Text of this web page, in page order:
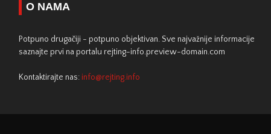
O NAMA
Potpuno drugačiji - potpuno objektivan. Sve najvažnije informacije
saznajte prvi na portalu rejting-info.preview-domain.com
Kontaktirajte nas: info@rejting.info